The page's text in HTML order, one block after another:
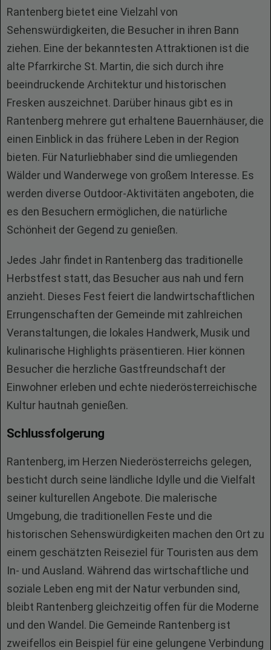
Rantenberg bietet eine Vielzahl von
Sehenswürdigkeiten, die Besucher in ihren Bann
ziehen. Eine der bekanntesten Attraktionen ist die
alte Pfarrkirche St. Martin, die sich durch ihre
beeindruckende Architektur und historischen
Fresken auszeichnet. Darüber hinaus gibt es in
Rantenberg mehrere gut erhaltene Bauernhäuser, die
einen Einblick in das frühere Leben in der Region
bieten. Für Naturliebhaber sind die umliegenden
Wälder und Wanderwege von großem Interesse. Es
werden diverse Outdoor-Aktivitäten angeboten, die
es den Besuchern ermöglichen, die natürliche
Schönheit der Gegend zu genießen.
Jedes Jahr findet in Rantenberg das traditionelle
Herbstfest statt, das Besucher aus nah und fern
anzieht. Dieses Fest feiert die landwirtschaftlichen
Errungenschaften der Gemeinde mit zahlreichen
Veranstaltungen, die lokales Handwerk, Musik und
kulinarische Highlights präsentieren. Hier können
Besucher die herzliche Gastfreundschaft der
Einwohner erleben und echte niederösterreichische
Kultur hautnah genießen.
Schlussfolgerung
Rantenberg, im Herzen Niederösterreichs gelegen,
besticht durch seine ländliche Idylle und die Vielfalt
seiner kulturellen Angebote. Die malerische
Umgebung, die traditionellen Feste und die
historischen Sehenswürdigkeiten machen den Ort zu
einem geschätzten Reiseziel für Touristen aus dem
In- und Ausland. Während das wirtschaftliche und
soziale Leben eng mit der Natur verbunden sind,
bleibt Rantenberg gleichzeitig offen für die Moderne
und den Wandel. Die Gemeinde Rantenberg ist
zweifellos ein Beispiel für eine gelungene Verbindung